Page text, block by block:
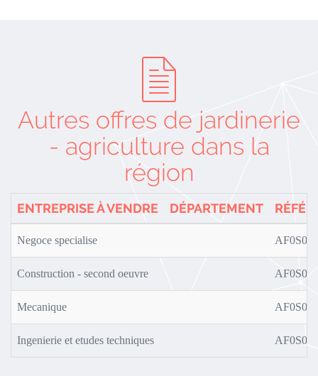
Autres offres de jardinerie
- agriculture dans la
région
ENTREPRISE À VENDRE DÉPARTEMENT
Negoce specialise
Construction - second oeuvre
Mecanique
Ingenierie et etudes techniques